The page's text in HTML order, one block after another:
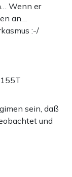
Wenn er
an…
:-/
155T
sein, daß
und